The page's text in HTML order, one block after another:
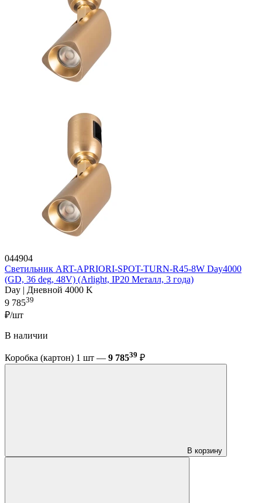
044904
Светильник ART-APRIORI-SPOT-TURN-R45-8W Day4000
(GD, 36 deg, 48V) (Arlight, IP20 Металл, 3 года)
Day | Дневной 4000 K
9 78539
₽/шт
В наличии
Коробка (картон) 1 шт — 9 78539 ₽
В корзину